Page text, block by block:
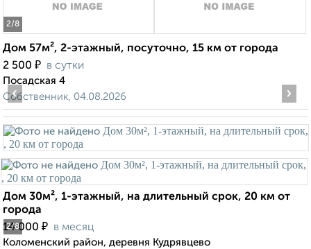
2/8
Дом 57м², 2-этажный, посуточно, 15 км от города
2 500 ₽ в сутки
Посадская 4
Собственник, 04.08.2026
2/8
‹ ›
Дом 30м², 1-этажный, на длительный срок, 20 км от
города
14 000 ₽ в месяц
Коломенский район, деревня Кудрявцево